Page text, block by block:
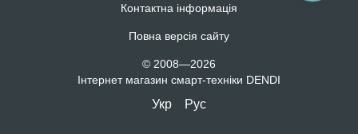
Контактна інформація
Повна версія сайту
© 2008—2026
Інтернет магазин смарт-техніки DENDI
Укр Рус